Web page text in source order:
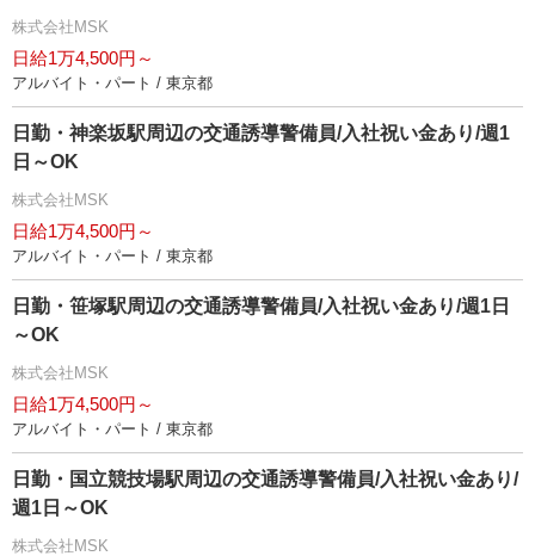
株式会社MSK
日給1万4,500円～
アルバイト・パート / 東京都
日勤・神楽坂駅周辺の交通誘導警備員/入社祝い金あり/週1
日～OK
株式会社MSK
日給1万4,500円～
アルバイト・パート / 東京都
日勤・笹塚駅周辺の交通誘導警備員/入社祝い金あり/週1日
～OK
株式会社MSK
日給1万4,500円～
アルバイト・パート / 東京都
日勤・国立競技場駅周辺の交通誘導警備員/入社祝い金あり/
週1日～OK
株式会社MSK